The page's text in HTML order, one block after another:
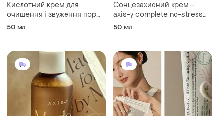
Кислотний крем для
очищення і звуження пор
axis-y lha peel & fill pore
50 мл
Сонцезахисний крем -
axis-y complete no-stress
physical sunscreen spf 50+
50 мл